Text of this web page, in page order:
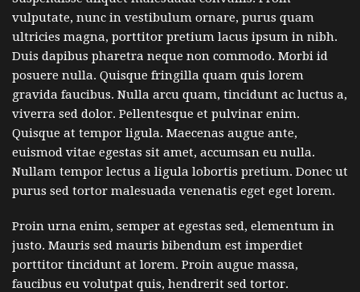
vulputate, nunc in vestibulum ornare, purus quam
ultricies magna, porttitor pretium lacus ipsum in nibh.
Duis dapibus pharetra neque non commodo. Morbi id
posuere nulla. Quisque fringilla quam quis lorem
gravida faucibus. Nulla arcu quam, tincidunt ac luctus a,
viverra sed dolor. Pellentesque et pulvinar enim.
Quisque at tempor ligula. Maecenas augue ante,
euismod vitae egestas sit amet, accumsan eu nulla.
Nullam tempor lectus a ligula lobortis pretium. Donec ut
purus sed tortor malesuada venenatis eget eget lorem.
Proin urna enim, semper at egestas sed, elementum in
justo. Mauris sed mauris bibendum est imperdiet
porttitor tincidunt at lorem. Proin augue massa,
faucibus eu volutpat quis, hendrerit sed tortor.